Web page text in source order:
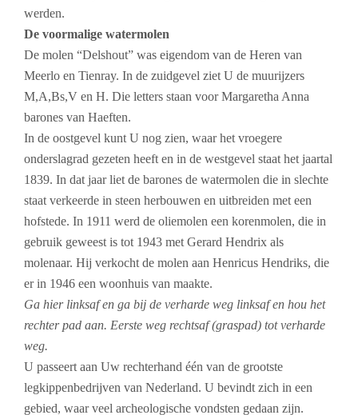
werden.
De voormalige watermolen
De molen “Delshout” was eigendom van de Heren van
Meerlo en Tienray. In de zuidgevel ziet U de muurijzers
M,A,Bs,V en H. Die letters staan voor Margaretha Anna
barones van Haeften.
In de oostgevel kunt U nog zien, waar het vroegere
onderslagrad gezeten heeft en in de westgevel staat het jaartal
1839. In dat jaar liet de barones de watermolen die in slechte
staat verkeerde in steen herbouwen en uitbreiden met een
hofstede. In 1911 werd de oliemolen een korenmolen, die in
gebruik geweest is tot 1943 met Gerard Hendrix als
molenaar. Hij verkocht de molen aan Henricus Hendriks, die
er in 1946 een woonhuis van maakte.
Ga hier linksaf en ga bij de verharde weg linksaf en hou het
rechter pad aan. Eerste weg rechtsaf (graspad) tot verharde
weg.
U passeert aan Uw rechterhand één van de grootste
legkippenbedrijven van Nederland. U bevindt zich in een
gebied, waar veel archeologische vondsten gedaan zijn.